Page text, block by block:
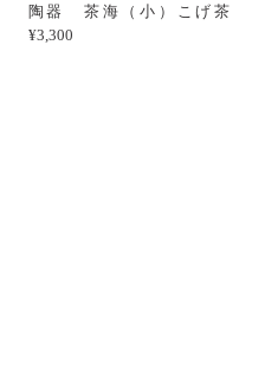
陶器 茶海（小）こげ茶
¥3,300